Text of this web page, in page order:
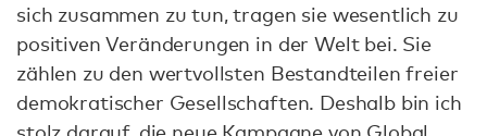
sich zusammen zu tun, tragen sie wesentlich zu
positiven Veränderungen in der Welt bei. Sie
zählen zu den wertvollsten Bestandteilen freier
demokratischer Gesellschaften. Deshalb bin ich